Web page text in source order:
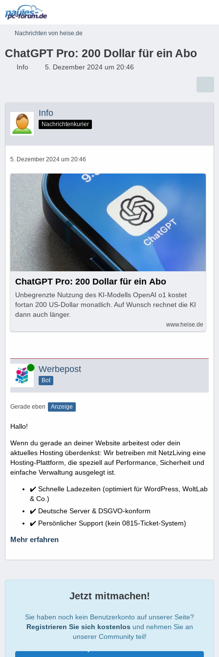
Nachrichten von heise.de
ChatGPT Pro: 200 Dollar für ein Abo
Info 5. Dezember 2024 um 20:46
Info
Nachrichtenkurier
5. Dezember 2024 um 20:46
ChatGPT Pro: 200 Dollar für ein Abo
Unbegrenzte Nutzung des KI-Modells OpenAI o1 kostet
fortan 200 US-Dollar monatlich. Auf Wunsch rechnet die KI
dann auch länger.
www.heise.de
Online Werbepost
Bot
Gerade eben Anzeige
Hallo!
Wenn du gerade an deiner Website arbeitest oder dein
aktuelles Hosting überdenkst: Wir betreiben mit NetzLiving eine
Hosting-Plattform, die speziell auf Performance, Sicherheit und
einfache Verwaltung ausgelegt ist.
✔️ Schnelle Ladezeiten (optimiert für WordPress, WoltLab
& Co.)
✔️ Deutsche Server & DSGVO-konform
✔️ Persönlicher Support (kein 0815-Ticket-System)
Mehr erfahren
Jetzt mitmachen!
Sie haben noch kein Benutzerkonto auf unserer Seite?
Registrieren Sie sich kostenlos und nehmen Sie an
unserer Community teil!